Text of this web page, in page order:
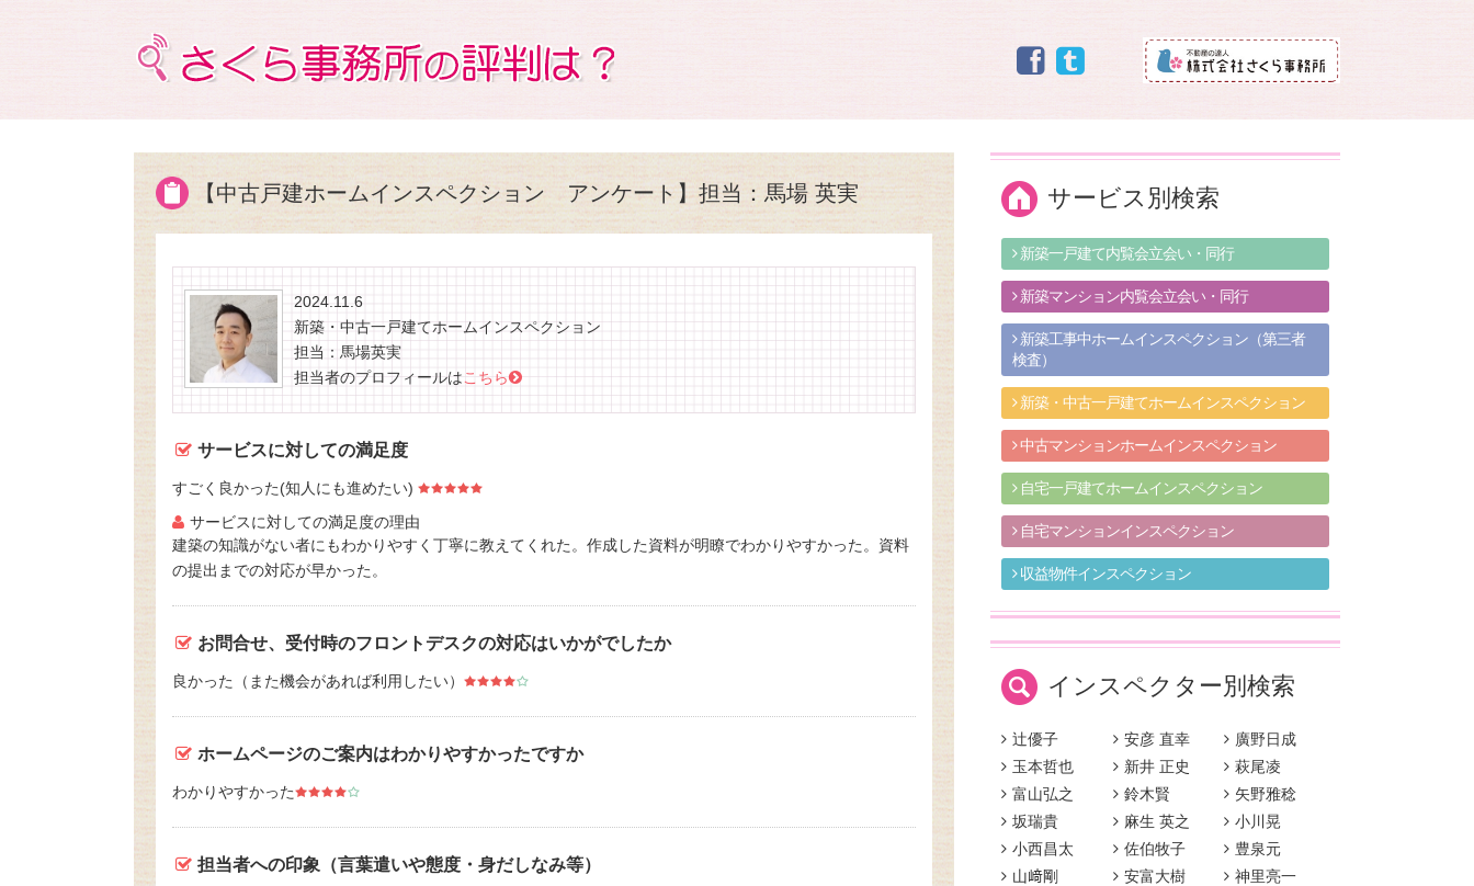
【中古戸建ホームインスペクション アンケート】担当：馬場 英実
2024.11.6
新築・中古一戸建てホームインスペクション
担当：馬場英実
担当者のプロフィールはこちら
サービスに対しての満足度
すごく良かった(知人にも進めたい)
サービスに対しての満足度の理由
建築の知識がない者にもわかりやすく丁寧に教えてくれた。作成した資料が明瞭でわかりやすかった。資料
の提出までの対応が早かった。
お問合せ、受付時のフロントデスクの対応はいかがでしたか
良かった（また機会があれば利用したい）
ホームページのご案内はわかりやすかったですか
わかりやすかった
担当者への印象（言葉遣いや態度・身だしなみ等）
サービス別検索
新築一戸建て内覧会立会い・同行
新築マンション内覧会立会い・同行
新築工事中ホームインスペクション（第三者
検査）
新築・中古一戸建てホームインスペクション
中古マンションホームインスペクション
自宅一戸建てホームインスペクション
自宅マンションインスペクション
収益物件インスペクション
インスペクター別検索
辻優子 安彦 直幸
廣野日成
玉本哲也
新井 正史
萩尾凌
富山弘之
鈴木賢
矢野雅稔
坂瑞貴
麻生 英之
小川晃
小西昌太
佐伯牧子
豊泉元
山﨑剛
安富大樹
神里亮一